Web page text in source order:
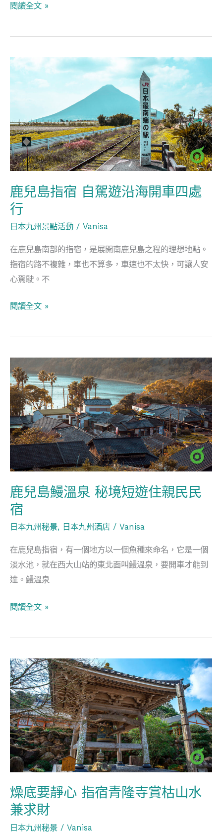
閱讀全文 »
鹿兒島指宿 自駕遊沿海開車四處
行
日本九州景點活動 / Vanisa
在鹿兒島南部的指宿，是展開南鹿兒島之程的理想地點。
指宿的路不複雜，車也不算多，車速也不太快，可讓人安
心駕駛。不
鹿
宿
自
駕
遊
沿
海
開
車
四
處
閱讀全文 »
鹿兒島鰻溫泉 秘境短遊住親民民
宿
日本九州秘景, 日本九州酒店 / Vanisa
在鹿兒島指宿，有一個地方以一個魚種來命名，它是一個
淡水池，就在西大山站的東北面叫鰻溫泉，要開車才能到
達。鰻溫泉
鹿
兒
島
鰻
溫
泉
秘
境
短
遊
住
親
民
宿
閱讀全文 »
燥底要靜心 指宿青隆寺賞枯山水
兼求財
日本九州秘景 / Vanisa
燥
底
要
靜
心
指
宿
青
隆
寺
賞
枯